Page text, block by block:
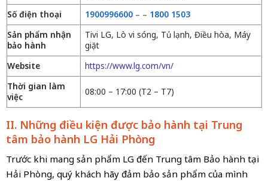
Số điện thoại
1900996600– – 1800 1503
Sản phẩm nhận
bảo hành
Tivi LG, Lò vi sóng, Tủ lạnh, Điều hòa, Máy
giặt
Website
https://www.lg.com/vn/
Thời gian làm
việc
08:00 – 17:00 (T2 – T7)
II. Những điều kiện được bảo hành tại Trung
tâm bảo hành LG Hải Phòng
Trước khi mang sản phẩm LG đến Trung tâm Bảo hành tại
Hải Phòng, quý khách hãy đảm bảo sản phẩm của mình